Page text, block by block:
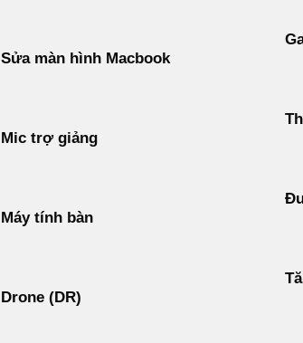
Sửa màn hình Macbook
Mic trợ giảng
Máy tính bàn
Drone (DR)